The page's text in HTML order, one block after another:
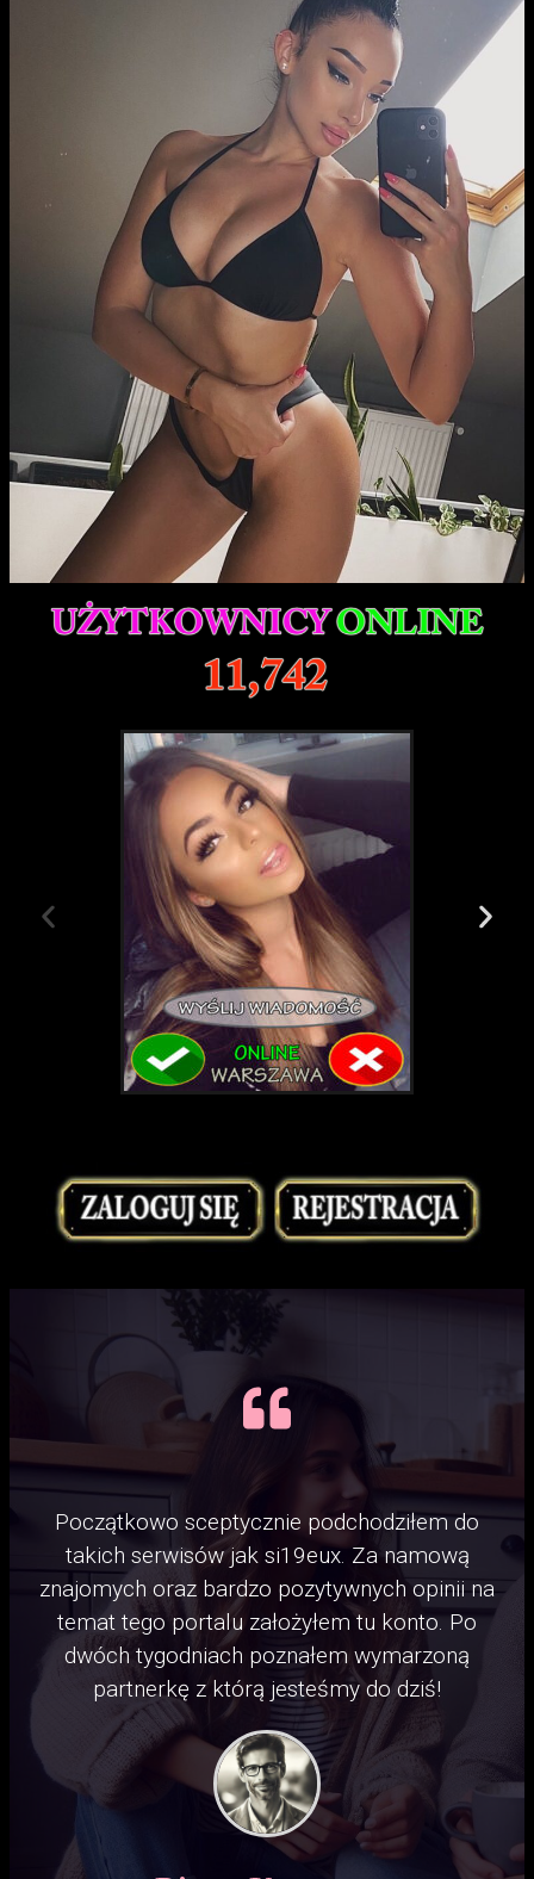
Początkowo sceptycznie podchodziłem do
takich serwisów jak si19eux. Za namową
znajomych oraz bardzo pozytywnych opinii na
temat tego portalu założyłem tu konto. Po
dwóch tygodniach poznałem wymarzoną
partnerkę z którą jesteśmy do dziś!